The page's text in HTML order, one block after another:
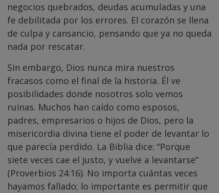
negocios quebrados, deudas acumuladas y una
fe debilitada por los errores. El corazón se llena
de culpa y cansancio, pensando que ya no queda
nada por rescatar.
Sin embargo, Dios nunca mira nuestros
fracasos como el final de la historia. Él ve
posibilidades donde nosotros solo vemos
ruinas. Muchos han caído como esposos,
padres, empresarios o hijos de Dios, pero la
misericordia divina tiene el poder de levantar lo
que parecía perdido. La Biblia dice: “Porque
siete veces cae el justo, y vuelve a levantarse”
(Proverbios 24:16). No importa cuántas veces
hayamos fallado; lo importante es permitir que